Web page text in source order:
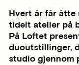
Hvert år får åtte
tidelt atelier på
På Loftet
duoutstillinger,
studio gjennom